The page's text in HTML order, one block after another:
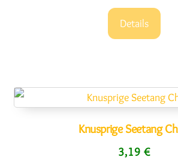
Details
Knusprige Seetang
3,19 €